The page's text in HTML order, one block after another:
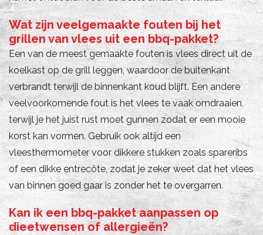
Wat zijn veelgemaakte fouten bij het
grillen van vlees uit een bbq-pakket?
Een van de meest gemaakte fouten is vlees direct uit de
koelkast op de grill leggen, waardoor de buitenkant
verbrandt terwijl de binnenkant koud blijft. Een andere
veelvoorkomende fout is het vlees te vaak omdraaien,
terwijl je het juist rust moet gunnen zodat er een mooie
korst kan vormen. Gebruik ook altijd een
vleesthermometer voor dikkere stukken zoals spareribs
of een dikke entrecôte, zodat je zeker weet dat het vlees
van binnen goed gaar is zonder het te overgarren.
Kan ik een bbq-pakket aanpassen op
dieetwensen of allergieën?